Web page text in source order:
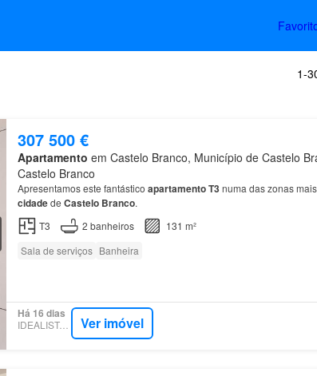
1-
307 500 €
Apartamento em Castelo Branco, Município de Castelo
Castelo Branco
Apresentamos este fantástico apartamentoT3numa das zonas
cidadede Castelo Branco.
T3
2 banheiros
131 m²
Sala de serviços Banheira
Há 16 dias
IDEALISTA.PT Ver imóvel